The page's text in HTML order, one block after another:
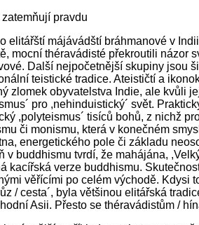
pravdu
elitářští májávádští bráhmanové v
mocní théravádisté překroutili názor
Další nejpočetnější skupiny jsou
teistické tradice. Ateističtí a
zlomek obyvatelstva Indie, ale kvůli
pro ,nehinduistický´ svět.
,polyteismus´ tisíců bohů, z nichž
či monismu, která v konečném
energetického pole či základu
v buddhismu tvrdí, že mahájána,
kacířská verze buddhismu.
věřícími po celém východě. Kdysi
/ cesta´, byla většinou elitářská
Asii. Přesto se théravádistům /